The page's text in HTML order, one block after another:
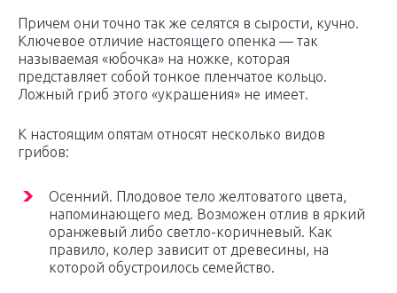
Причем они точно так же селятся в сырости, кучно.
Ключевое отличие настоящего опенка — так
называемая «юбочка» на ножке, которая
представляет собой тонкое пленчатое кольцо.
Ложный гриб этого «украшения» не имеет.
К настоящим опятам относят несколько видов
грибов:
Осенний. Плодовое тело желтоватого цвета,
напоминающего мед. Возможен отлив в яркий
оранжевый либо светло-коричневый. Как
правило, колер зависит от древесины, на
которой обустроилось семейство.